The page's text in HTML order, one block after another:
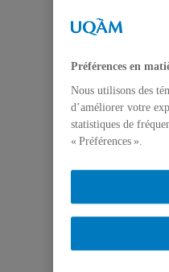
Préférences en
Nous utilisons des
d’améliorer votre
statistiques de
« Préférences ».